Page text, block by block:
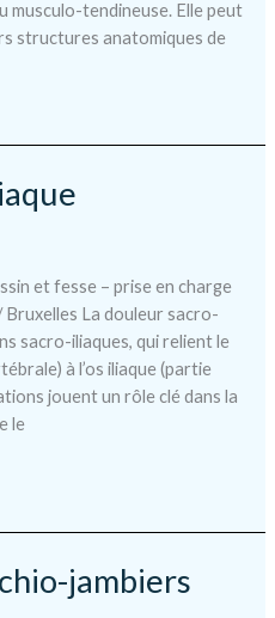
musculo-tendineuse. Elle peut
structures anatomiques de
et fesse – prise en charge
La douleur sacro-
sacro-iliaques, qui relient le
à l’os iliaque (partie
jouent un rôle clé dans la
le
jambiers